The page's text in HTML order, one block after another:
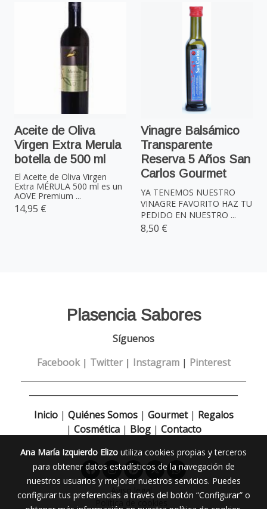
Aceite de Oliva
Virgen Extra Merula
botella de 500 ml
El Aceite de Oliva Virgen
Extra MÉRULA 500 ml es un
AOVE Premium ...
14,95 €
Vinagre Balsámico
Transparente
Reserva 5 Años San
Carlos Gourmet
YA TENEMOS NUESTRO
VINAGRE FAVORITO HAZ TU
PEDIDO EN NUESTRO ...
8,50 €
Plasencia Sabores
Síguenos
Facebook| Twitter| Instagram| Pinterest
Inicio| Quiénes Somos| Gourmet | Regalos
| Cosmética| Blog| Contacto
Aviso legal
Ana María Izquierdo Elizo utiliza cookies propias y terceros
para obtener datos estadísticos de la navegación de
nuestros usuarios y mejorar nuestros servicios. Puedes
configurar tus preferencias a través del botón “Configurar” o